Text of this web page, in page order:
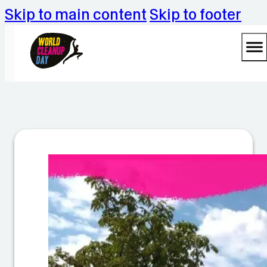
Skip to main content Skip to footer
k
ti
o
n
S